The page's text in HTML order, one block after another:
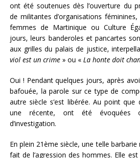
ont été soutenues dès l’ouverture du
de militantes d’organisations féminines,
femmes de Martinique ou Culture
jours, leurs banderoles et pancartes
aux grilles du palais de justice,
viol est un crime » ou « La honte doit
Oui ! Pendant quelques jours, après
bafouée, la parole sur ce type de
autre siècle s’est libérée. Au point que
une récente, ont été
d’investigation.
En plein 21ème siècle, une telle barbarie
fait de l’agression des hommes. Elle